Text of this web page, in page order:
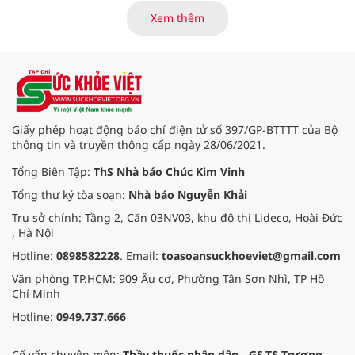
điểm dừng chân đầu tiên tại Bệnh
viện Bạch Mai cơ sở Ninh Bình.
Xem thêm
Giấy phép hoạt động báo chí điện tử số 397/GP-BTTTT của Bộ
thông tin và truyền thông cấp ngày 28/06/2021.
Tổng Biên Tập: ThS Nhà báo Chúc Kim Vinh
Tổng thư ký tòa soạn: Nhà báo Nguyễn Khải
Trụ sở chính: Tầng 2, Căn 03NV03, khu đô thị Lideco, Hoài Đức
, Hà Nội
Hotline: 0898582228. Email: toasoansuckhoeviet@gmail.com
Văn phòng TP.HCM: 909 Âu cơ, Phường Tân Sơn Nhì, TP Hồ
Chí Minh
Hotline: 0949.737.666